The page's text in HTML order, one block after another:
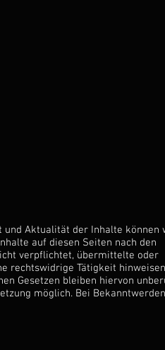
Aktualität der Inhalte können
auf diesen Seiten nach den
verpflichtet, übermittelte oder
rechtswidrige Tätigkeit
Gesetzen bleiben hiervon
möglich. Bei